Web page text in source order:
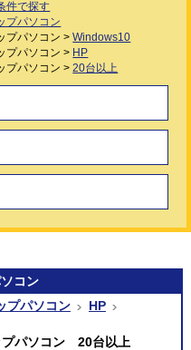
件で探す
プパソコン
プパソコン >Windows10
プパソコン > HP
プパソコン >20台以上
コン
プパソコン
HP
パソコン 20台以上